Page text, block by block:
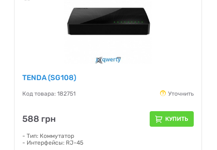
TENDA (SG108)
Код товара: 182751 Уточнить
588 грн КУПИТЬ
- Тип: Коммутатор
- Интерфейсы: RJ-45